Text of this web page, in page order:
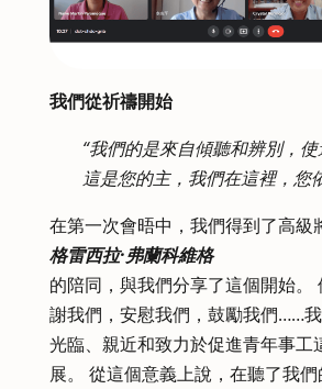
我們從祈禱開始
“我們的是來自傾聽和辨別，使
這是您的主，我們在這裡，您
在第一次會晤中，我們得到了高級
格雷西拉·弗蘭科維格
的陪同，與我們分享了這個開始。
謝我們，安慰我們，鼓勵我們……
光臨、親近和致力於促進青年事工
展。 從這個意義上說，在聽了我